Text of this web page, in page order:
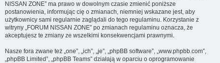
NISSAN ZONE” ma prawo w dowolnym czasie zmienić poniższe
postanowienia, informując cię o zmianach, niemniej wskazane jest, aby
użytkownicy sami regularnie zaglądali do tego regulaminu. Korzystanie z
witryny „FORUM NISSAN ZONE” po zmianach regulaminu oznacza, że
akceptujesz te zmiany ze wszelkimi konsekwencjami prawnymi.
Nasze fora zwane też „one”, „ich”, „je”, „phpBB software”, „www.phpbb.com”,
„phpBB Limited”, „phpBB Teams” działają w oparciu o oprogramowanie